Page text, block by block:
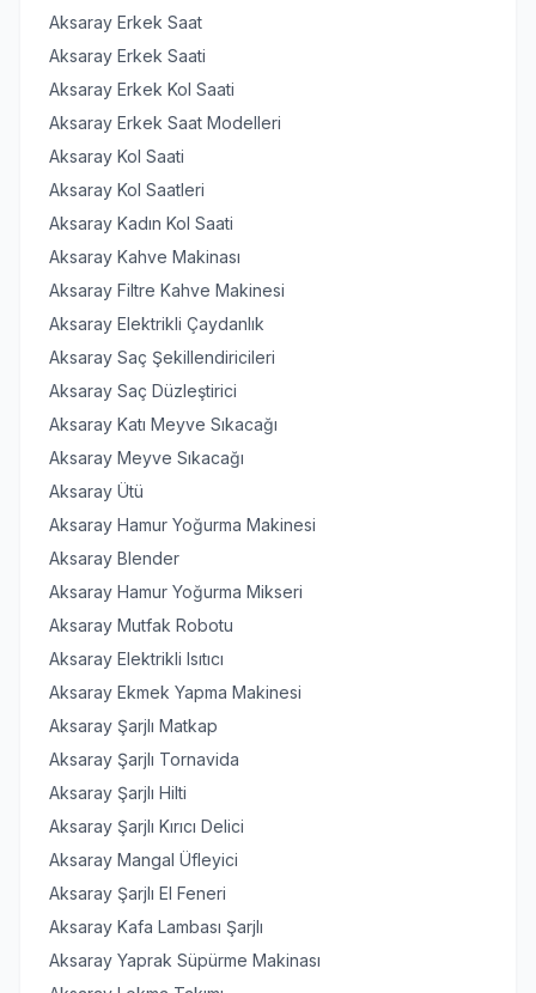
Aksaray Erkek Saat
Aksaray Erkek Saati
Aksaray Erkek Kol Saati
Aksaray Erkek Saat Modelleri
Aksaray Kol Saati
Aksaray Kol Saatleri
Aksaray Kadın Kol Saati
Aksaray Kahve Makinası
Aksaray Filtre Kahve Makinesi
Aksaray Elektrikli Çaydanlık
Aksaray Saç Şekillendiricileri
Aksaray Saç Düzleştirici
Aksaray Katı Meyve Sıkacağı
Aksaray Meyve Sıkacağı
Aksaray Ütü
Aksaray Hamur Yoğurma Makinesi
Aksaray Blender
Aksaray Hamur Yoğurma Mikseri
Aksaray Mutfak Robotu
Aksaray Elektrikli Isıtıcı
Aksaray Ekmek Yapma Makinesi
Aksaray Şarjlı Matkap
Aksaray Şarjlı Tornavida
Aksaray Şarjlı Hilti
Aksaray Şarjlı Kırıcı Delici
Aksaray Mangal Üfleyici
Aksaray Şarjlı El Feneri
Aksaray Kafa Lambası Şarjlı
Aksaray Yaprak Süpürme Makinası